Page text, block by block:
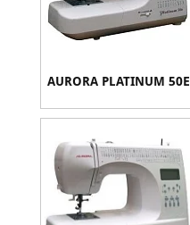
AURORA PLATINUM 50E